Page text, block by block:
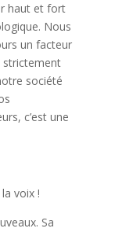
haut et fort
Nous
un facteur
strictement
société
c’est une
voix !
Sa